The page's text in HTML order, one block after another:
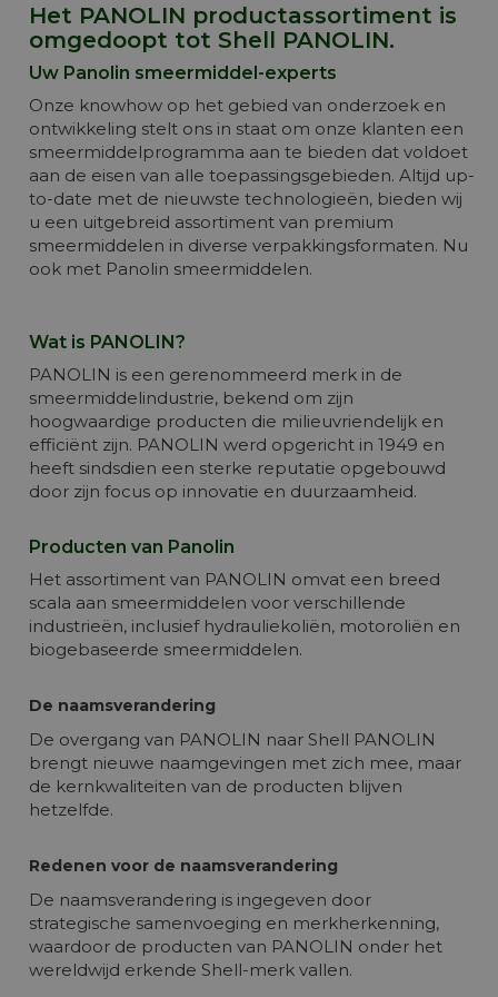
Meer info
Het PANOLIN productassortiment is
omgedoopt tot Shell PANOLIN.
Uw Panolin smeermiddel-experts
Onze knowhow op het gebied van onderzoek en
ontwikkeling stelt ons in staat om onze klanten een
smeermiddelprogramma aan te bieden dat voldoet
aan de eisen van alle toepassingsgebieden. Altijd up-
to-date met de nieuwste technologieën, bieden wij
u een uitgebreid assortiment van premium
smeermiddelen in diverse verpakkingsformaten. Nu
ook met Panolin smeermiddelen.
Wat is PANOLIN?
PANOLIN is een gerenommeerd merk in de
smeermiddelindustrie, bekend om zijn
hoogwaardige producten die milieuvriendelijk en
efficiënt zijn. PANOLIN werd opgericht in 1949 en
heeft sindsdien een sterke reputatie opgebouwd
door zijn focus op innovatie en duurzaamheid.
Producten van Panolin
Het assortiment van PANOLIN omvat een breed
scala aan smeermiddelen voor verschillende
industrieën, inclusief hydrauliekoliën, motoroliën en
biogebaseerde smeermiddelen.
De naamsverandering
De overgang van PANOLIN naar Shell PANOLIN
brengt nieuwe naamgevingen met zich mee, maar
de kernkwaliteiten van de producten blijven
hetzelfde.
Redenen voor de naamsverandering
De naamsverandering is ingegeven door
strategische samenvoeging en merkherkenning,
waardoor de producten van PANOLIN onder het
wereldwijd erkende Shell-merk vallen.